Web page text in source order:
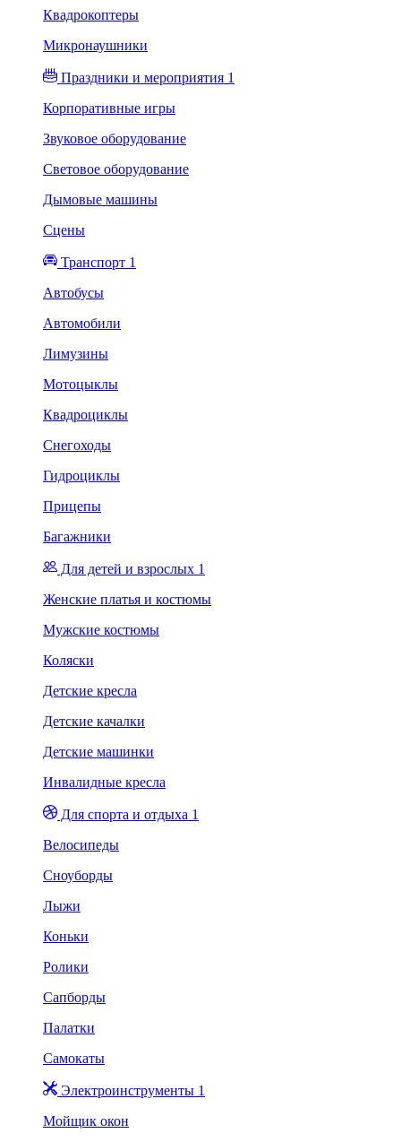
Квадрокоптеры
Микронаушники
Праздники и мероприятия 1
Корпоративные игры
Звуковое оборудование
Световое оборудование
Дымовые машины
Сцены
Транспорт 1
Автобусы
Автомобили
Лимузины
Мотоцыклы
Квадроциклы
Снегоходы
Гидроциклы
Прицепы
Багажники
Для детей и взрослых 1
Женские платья и костюмы
Мужские костюмы
Коляски
Детские кресла
Детские качалки
Детские машинки
Инвалидные кресла
Для спорта и отдыха 1
Велосипеды
Сноуборды
Лыжи
Коньки
Ролики
Сапборды
Палатки
Самокаты
Электроинструменты 1
Мойщик окон